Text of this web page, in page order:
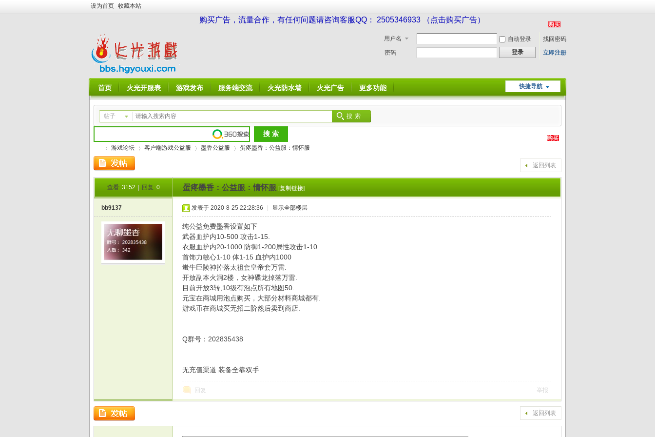
设为首页 收藏本站
购买广告，流量合作，有任何问题请咨询客服QQ： 2505346933 （点击购买广告）
用户名 自动登录
找回密码
密码
登录 立即注册
快捷导航
首页 火光开服表 游戏发布 服务端交流 火光防水墙 火光广告 更多功能
帖子 搜索
游戏论坛
›
客户端游戏公益服
›
墨香公益服
›
蛋疼墨香：公益服：情怀服
返回列表
查看: 3152 回复: 0 蛋疼墨香：公益服：情怀服 [复制链接]
bb9137 发表于 2020-8-25 22:28:36 显示全部楼层
纯公益免费墨香设置如下
武器血护内10-500 攻击1-15.
衣服血护内20-1000 防御1-200属性攻击1-10
首饰力敏心1-10 体1-15 血护内1000
蚩牛巨陵神掉落太祖套皇帝套万雷.
开放副本火洞2楼，女神碟龙掉落万雷.
目前开放3转,10级有泡点所有地图50.
元宝在商城用泡点购买，大部分材料商城都有.
游戏币在商城买无招二阶然后卖到商店.
Q群号：202835438
无充值渠道 装备全靠双手
回复 举报
返回列表